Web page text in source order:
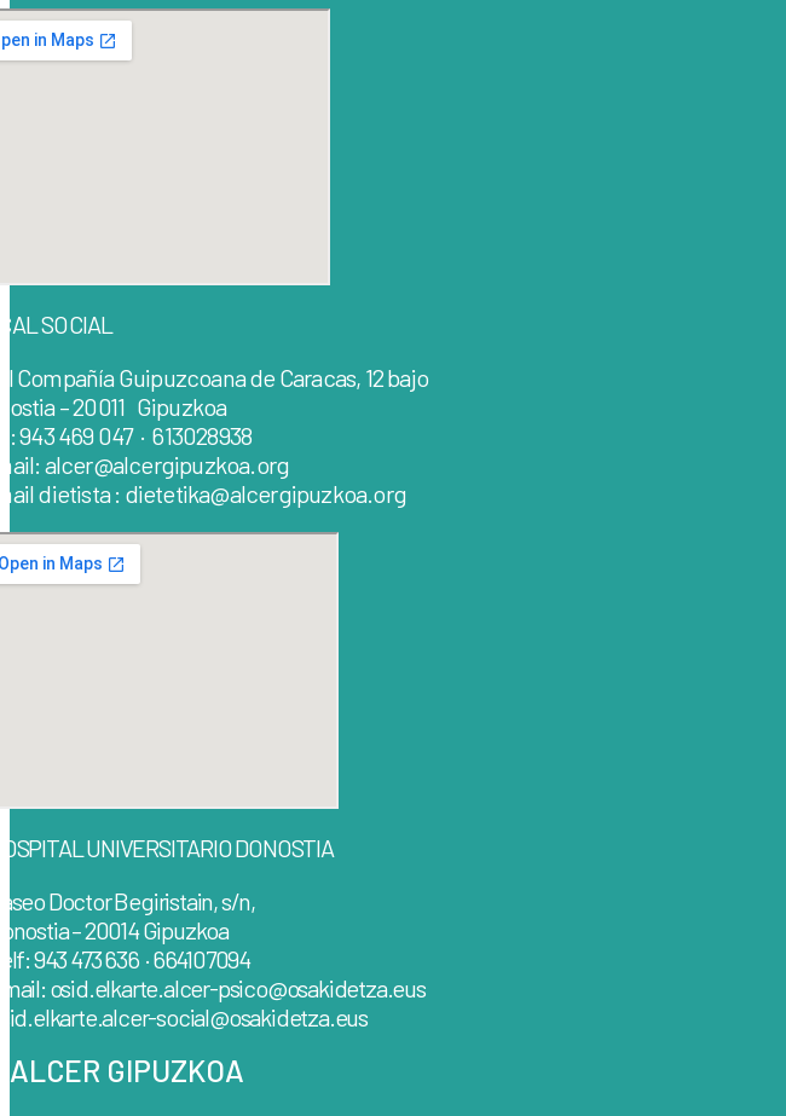
SOCIAL
Compañía Guipuzcoana de Caracas, 12 bajo
– 20011 Gipuzkoa
943 469 047 · 613028938
alcer@alcergipuzkoa.org
dietista : dietetika@alcergipuzkoa.org
UNIVERSITARIO DONOSTIA
Doctor Begiristain, s/n,
– 20014 Gipuzkoa
943 473 636 · 664107094
osid.elkarte.alcer-psico@osakidetza.eus
social@osakidetza.eus
ALCER GIPUZKOA